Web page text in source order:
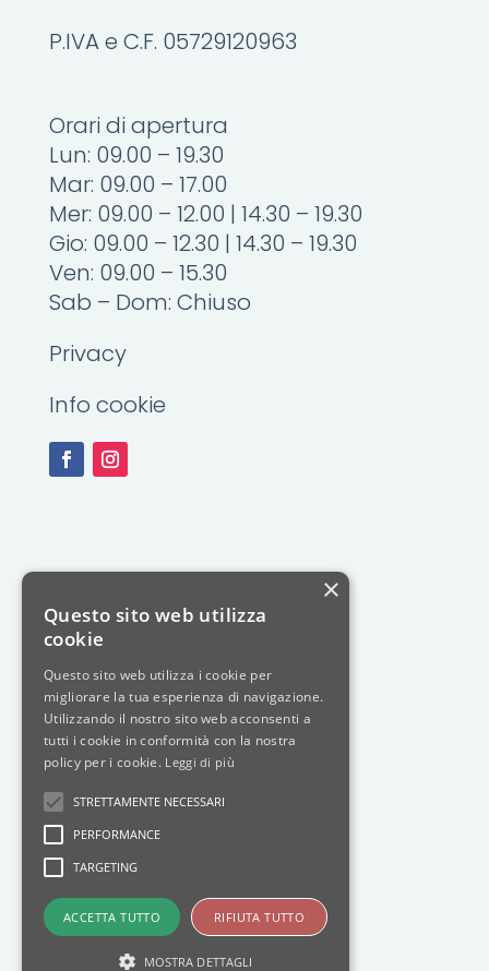
P.IVA e C.F. 05729120963
Orari di apertura
Lun: 09.00 – 19.30
Mar: 09.00 – 17.00
Mer: 09.00 – 12.00 | 14.30 – 19.30
Gio: 09.00 – 12.30 | 14.30 – 19.30
Ven: 09.00 – 15.30
Sab – Dom: Chiuso
Privacy
Info cookie
×
Questo sito web utilizza
cookie
Questo sito web utilizza i cookie per
migliorare la tua esperienza di navigazione.
Utilizzando il nostro sito web acconsenti a
tutti i cookie in conformità con la nostra
policy per i cookie. Leggi di più
STRETTAMENTE NECESSARI
PERFORMANCE
TARGETING
ACCETTA TUTTO RIFIUTA TUTTO
MOSTRA DETTAGLI